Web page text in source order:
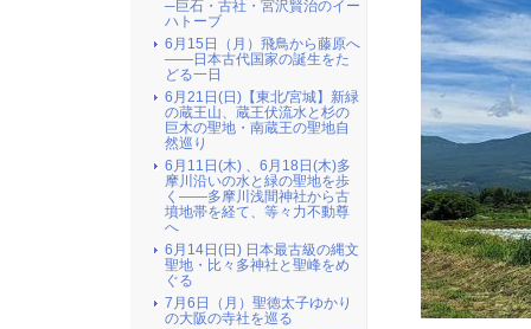
─巨石・古社・宮沢賢治のイー
ハトーブ
6月15日（月）飛鳥から藤原へ
――日本古代国家の誕生をた
どる一日
6月21日(日)【東北/宮城】新緑
の蔵王山、蔵王伏流水と杉の
巨木の聖地・南蔵王の聖地自
然巡り
6月11日(木) 、6月18日(木)多
摩川沿いの水と緑の聖地を歩
く――多摩川浅間神社から古
墳地帯を経て、等々力不動尊
へ
6月14日(日) 日本最古級の縄文
聖地・比々多神社と聖峰をめ
ぐる
7月6日（月）聖徳太子ゆかり
の大阪の寺社を巡る